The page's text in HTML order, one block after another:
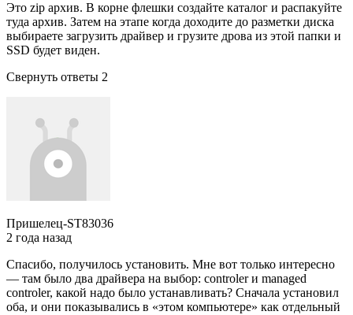
Это zip архив. В корне флешки создайте каталог и распакуйте
туда архив. Затем на этапе когда доходите до разметки диска
выбираете загрузить драйвер и грузите дрова из этой папки и
SSD будет виден.
Свернуть ответы 2
Пришелец-ST83036
2 года назад
Спасибо, получилось установить. Мне вот только интересно
— там было два драйвера на выбор: controler и managed
controler, какой надо было устанавливать? Сначала установил
оба, и они показывались в «этом компьютере» как отдельный